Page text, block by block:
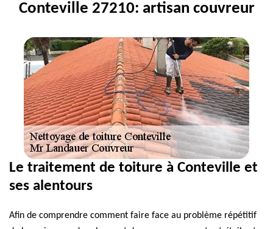
Conteville 27210: artisan couvreur
Le traitement de toiture à Conteville et
ses alentours
Afin de comprendre comment faire face au problème répétitif